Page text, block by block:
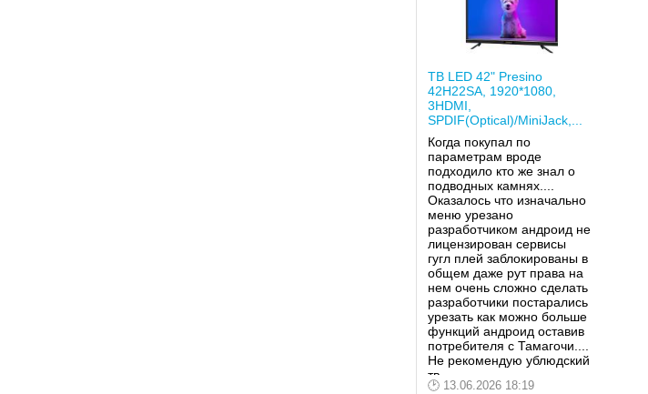
ТВ LED 42" Presino
42H22SA, 1920*1080,
3HDMI,
SPDIF(Optical)/MiniJack,...
Когда покупал по
параметрам вроде
подходило кто же знал о
подводных камнях....
Оказалось что изначально
меню урезано
разработчиком андроид не
лицензирован сервисы
гугл плей заблокированы в
общем даже рут права на
нем очень сложно сделать
разработчики постарались
урезать как можно больше
функций андроид оставив
потребителя с Тамагочи....
Не рекомендую ублюдский
тв
13.06.2026 18:19